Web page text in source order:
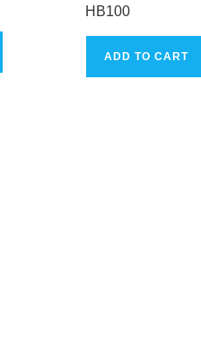
HB100
ADD TO CART